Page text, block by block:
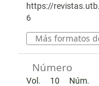
https://
6
Más formatos
Número
Vol. 10 Núm.